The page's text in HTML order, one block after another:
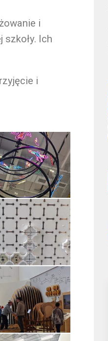
i
szkoły. Ich
i